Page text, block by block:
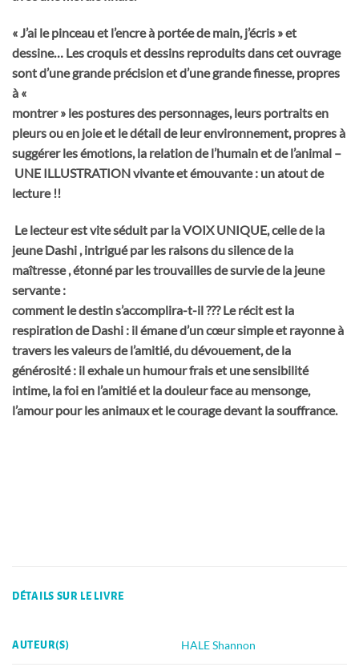
« J’ai le pinceau et l’encre à portée de main, j’écris » et
dessine… Les croquis et dessins reproduits dans cet ouvrage
sont d’une grande précision et d’une grande finesse, propres
à «
montrer » les postures des personnages, leurs portraits en
pleurs ou en joie et le détail de leur environnement, propres à
suggérer les émotions, la relation de l’humain et de l’animal –
UNE ILLUSTRATION vivante et émouvante : un atout de
lecture !!
Le lecteur est vite séduit par la VOIX UNIQUE, celle de la
jeune Dashi , intrigué par les raisons du silence de la
maîtresse , étonné par les trouvailles de survie de la jeune
servante :
comment le destin s’accomplira-t-il ??? Le récit est la
respiration de Dashi : il émane d’un cœur simple et rayonne à
travers les valeurs de l’amitié, du dévouement, de la
générosité : il exhale un humour frais et une sensibilité
intime, la foi en l’amitié et la douleur face au mensonge,
l’amour pour les animaux et le courage devant la souffrance.
DÉTAILS SUR LE LIVRE
AUTEUR(S) HALE Shannon